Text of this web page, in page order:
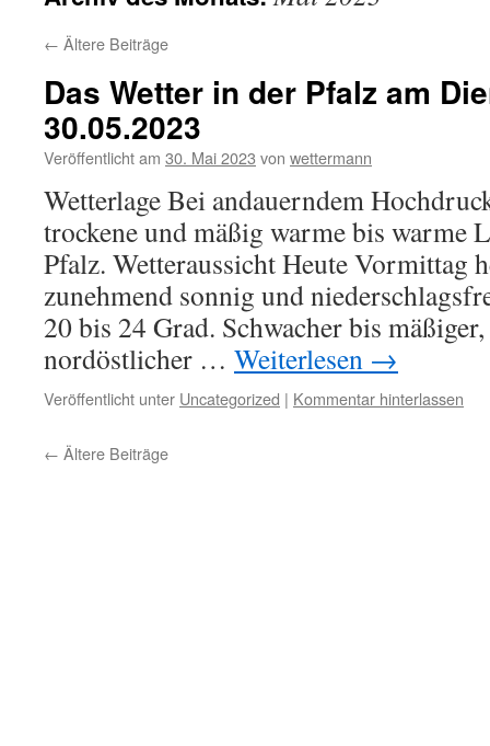
← Ältere Beiträge
Das Wetter in der Pfalz am
30.05.2023
Veröffentlicht am 30. Mai 2023 von wettermann
Wetterlage Bei andauerndem
trockene und mäßig warme bis warme
Pfalz. Wetteraussicht Heute Vormittag
zunehmend sonnig und
20 bis 24 Grad. Schwacher bis
nordöstlicher … Weiterlesen →
Veröffentlicht unter Uncategorized | Kommentar hinterlassen
← Ältere Beiträge